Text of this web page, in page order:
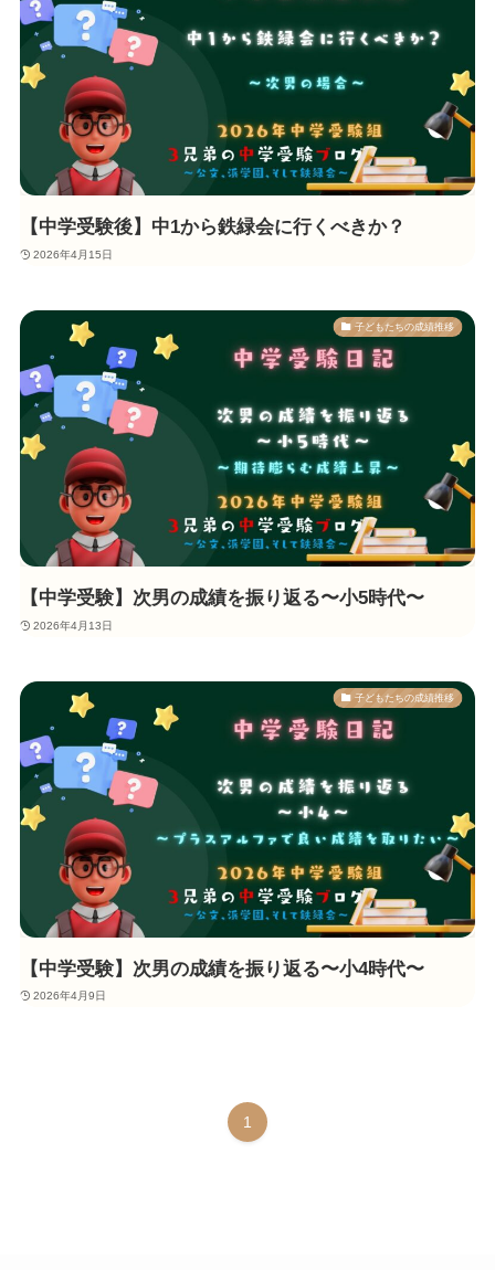
【中学受験後】中1から鉄緑会に行くべきか？
2026年4月15日
子どもたちの成績推移
【中学受験】次男の成績を振り返る〜小5時代〜
2026年4月13日
子どもたちの成績推移
【中学受験】次男の成績を振り返る〜小4時代〜
2026年4月9日
1